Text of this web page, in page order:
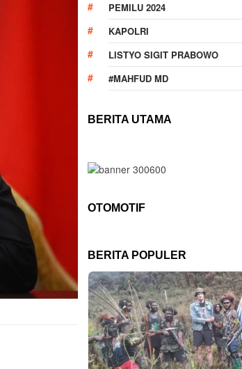
PEMILU 2024
KAPOLRI
LISTYO SIGIT PRABOWO
#MAHFUD MD
BERITA UTAMA
OTOMOTIF
BERITA POPULER